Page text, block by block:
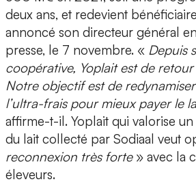
deux ans, et redevient
annoncé son directeur général
presse, le 7 novembre. « Depuis
coopérative, Yoplait est de
Notre objectif est de
l’ultra-frais pour mieux payer le
affirme-t-il. Yoplait qui valorise
du lait collecté par Sodiaal veut
reconnexion très forte» avec la
éleveurs.